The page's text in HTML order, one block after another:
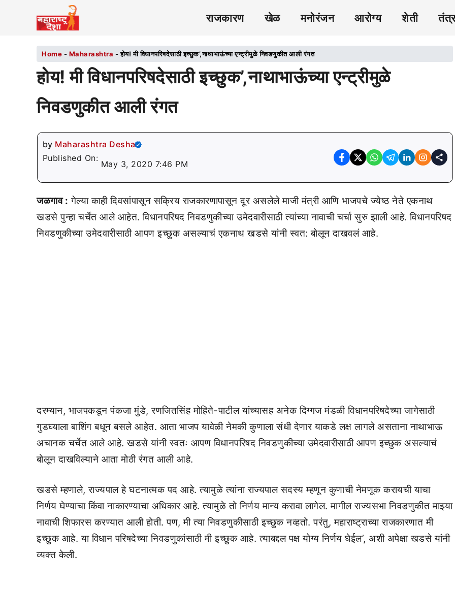
राजकारण खेळ मनोरंजन आरोग्य शेती
Home - Maharashtra -होय! मी विधानपरिषदेसाठी इच्छुक’,नाथाभाऊंच्या एन्ट्रीमुळे निवडणुकीत आली रंगत
होय! मी विधानपरिषदेसाठी इच्छुक’,नाथाभाऊंच्या एन्ट्रीमुळे
निवडणुकीत आली रंगत
by Maharashtra Desha
Published On:
May 3, 2020 7:46 PM
जळगाव : गेल्या काही दिवसांपासून सक्रिय राजकारणापासून दूर असलेले माजी मंत्री आणि भाजपचे ज्येष्ठ नेते एकनाथ
खडसे पुन्हा चर्चेत आले आहेत. विधानपरिषद निवडणुकीच्या उमेदवारीसाठी त्यांच्या नावाची चर्चा सुरु झाली आहे. विधानपरिषद
निवडणुकीच्या उमेदवारीसाठी आपण इच्छुक असल्याचं एकनाथ खडसे यांनी स्वत: बोलून दाखवलं आहे.
दरम्यान, भाजपकडून पंकजा मुंडे, रणजितसिंह मोहिते-पाटील यांच्यासह अनेक दिग्गज मंडळी विधानपरिषदेच्या जागेसाठी
गुडघ्याला बाशिंग बधून बसले आहेत. आता भाजप यावेळी नेमकी कुणाला संधी देणार याकडे लक्ष लागले असताना नाथाभाऊ
अचानक चर्चेत आले आहे. खडसे यांनी स्वतः आपण विधानपरिषद निवडणुकीच्या उमेदवारीसाठी आपण इच्छुक असल्याचं
बोलून दाखविल्याने आता मोठी रंगत आली आहे.
खडसे म्हणाले, राज्यपाल हे घटनात्मक पद आहे. त्यामुळे त्यांना राज्यपाल सदस्य म्हणून कुणाची नेमणूक करायची याचा
निर्णय घेण्याचा किंवा नाकारण्याचा अधिकार आहे. त्यामुळे तो निर्णय मान्य करावा लागेल. मागील राज्यसभा निवडणुकीत माझ्या
नावाची शिफारस करण्यात आली होती. पण, मी त्या निवडणुकीसाठी इच्छुक नव्हतो. परंतु, महाराष्ट्राच्या राजकारणात मी
इच्छुक आहे. या विधान परिषदेच्या निवडणुकांसाठी मी इच्छुक आहे. त्याबद्दल पक्ष योग्य निर्णय घेईल’, अशी अपेक्षा खडसे यांनी
व्यक्त केली.